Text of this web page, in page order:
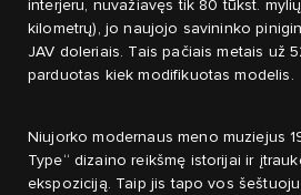
interjeru, nuvažiavęs tik 80 tūkst.
kilometrų), jo naujojo savininko
JAV doleriais. Tais pačiais metais už
parduotas kiek modifikuotas modelis.
Niujorko modernaus meno muziejus
Type“ dizaino reikšmę istorijai ir
ekspoziciją. Taip jis tapo vos